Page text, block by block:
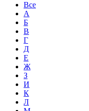
Все
А
Б
В
Г
Д
Е
Ж
З
И
К
Л